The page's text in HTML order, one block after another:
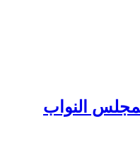
النواب